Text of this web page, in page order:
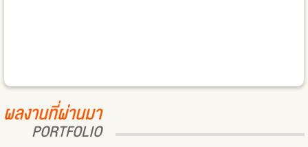
ผลงานที่ผ่านมา
PORTFOLIO